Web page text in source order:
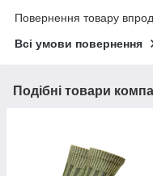
Повернення товару
Всі умови повернення
Подібні товари